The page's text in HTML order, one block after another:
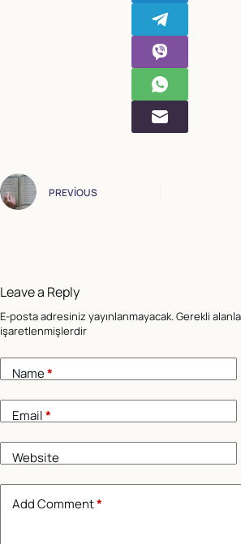
PREVIOUS
Leave a Reply
E-posta adresiniz yayınlanmayacak.Gerekli
işaretlenmişlerdir
Name*
Email*
Website
Add Comment*